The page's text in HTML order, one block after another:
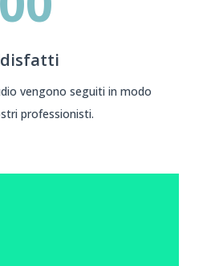
vengono seguiti in modo
professionisti.